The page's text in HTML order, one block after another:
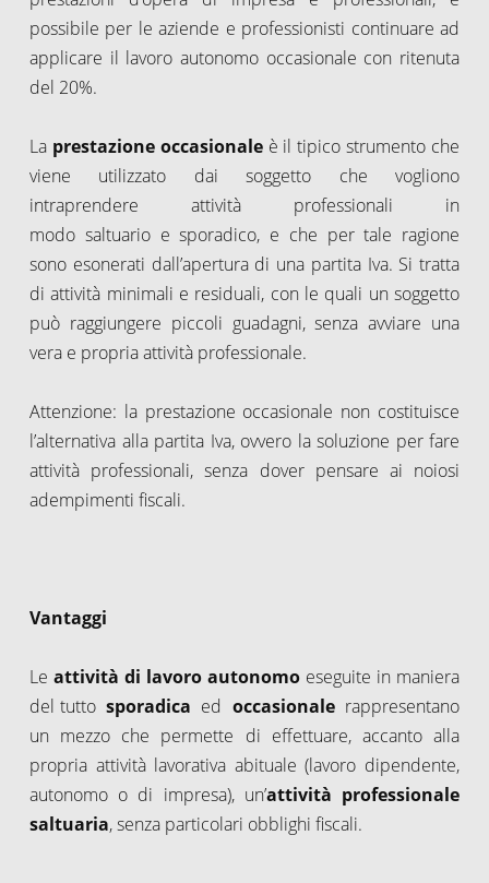
possibile per le aziende e professionisti continuare ad
applicare il lavoro autonomo occasionale con ritenuta
del 20%.
La prestazione occasionaleè il tipico strumento che
viene utilizzato dai soggetto che vogliono
intraprendere attività professionali in
modo saltuario e sporadico, e che per tale ragione
sono esonerati dall’apertura di una partita Iva. Si tratta
di attività minimali e residuali, con le quali un soggetto
può raggiungere piccoli guadagni, senza avviare una
vera e propria attività professionale.
Attenzione: la prestazione occasionale non costituisce
l’alternativa alla partita Iva, ovvero la soluzione per fare
attività professionali, senza dover pensare ai noiosi
adempimenti fiscali.
Vantaggi
Le attività di lavoro autonomo eseguite in maniera
del tutto sporadica ed occasionalerappresentano
un mezzo che permette di effettuare, accanto alla
propria attività lavorativa abituale (lavoro dipendente,
autonomo o di impresa), un’attività professionale
saltuaria, senza particolari obblighi fiscali.